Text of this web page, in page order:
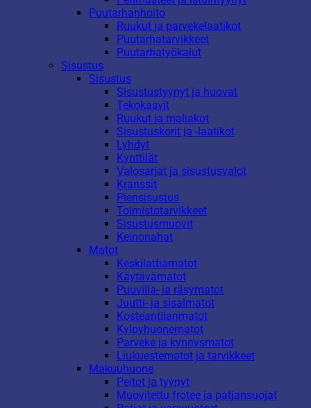
Puutarhanhoito
Ruukut ja parvekelaatikot
Puutarhatarvikkeet
Puutarhatyökalut
Sisustus
Sisustus
Sisustustyynyt ja huovat
Tekokasvit
Ruukut ja maljakot
Sisustuskorit ja -laatikot
Lyhdyt
Kynttilät
Valosarjat ja sisustusvalot
Kranssit
Piensisustus
Toimistotarvikkeet
Sisustusmuovit
Keinonahat
Matot
Keskilattiamatot
Käytävämatot
Puuvilla- ja räsymatot
Juutti- ja sisalmatot
Kosteantilanmatot
Kylpyhuonematot
Parveke ja kynnysmatot
Liukuestematot ja tarvikkeet
Makuuhuone
Peitot ja tyynyt
Muovitettu frotee ja patjansuojat